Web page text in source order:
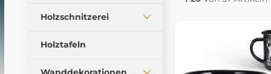
Schachteln
Deckenleuchten
Öllampen
Wandlampen
Holzschnitzerei
Statuetten und Truhen
Holztafeln